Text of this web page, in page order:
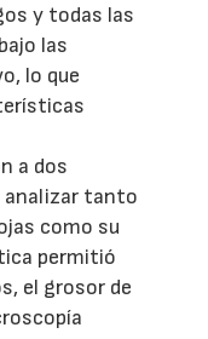
y todas las
las
lo que
a dos
analizar tanto
como su
permitió
el grosor de